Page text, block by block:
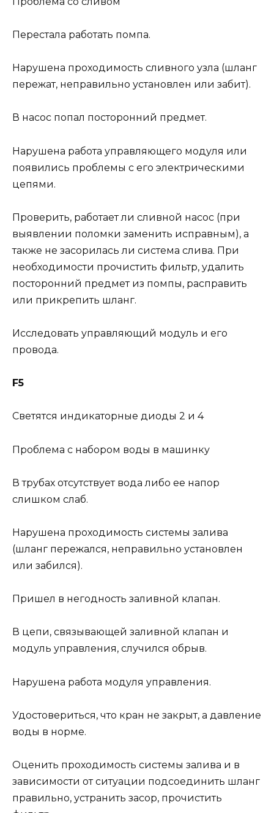
Перестала работать помпа.
Нарушена проходимость сливного узла (шланг
пережат, неправильно установлен или забит).
В насос попал посторонний предмет.
Нарушена работа управляющего модуля или
появились проблемы с его электрическими
цепями.
Проверить, работает ли сливной насос (при
выявлении поломки заменить исправным), а
также не засорилась ли система слива. При
необходимости прочистить фильтр, удалить
посторонний предмет из помпы, расправить
или прикрепить шланг.
Исследовать управляющий модуль и его
провода.
F5
Светятся индикаторные диоды 2 и 4
Проблема с набором воды в машинку
В трубах отсутствует вода либо ее напор
слишком слаб.
Нарушена проходимость системы залива
(шланг пережался, неправильно установлен
или забился).
Пришел в негодность заливной клапан.
В цепи, связывающей заливной клапан и
модуль управления, случился обрыв.
Нарушена работа модуля управления.
Удостовериться, что кран не закрыт, а давление
воды в норме.
Оценить проходимость системы залива и в
зависимости от ситуации подсоединить шланг
правильно, устранить засор, прочистить